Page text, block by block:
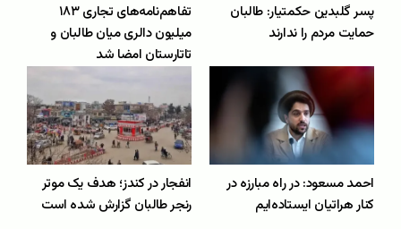
پسر گلبدین حکمتیار: طالبان
حمایت مردم را ندارند
تفاهم‌نامه‌های تجاری ۱۸۳
میلیون دالری میان طالبان و
تاتارستان امضا شد
احمد مسعود: در راه مبارزه در
کنار هراتیان ایستاده‌ایم
انفجار در کندز؛ هدف یک موتر
رنجر طالبان گزارش شده است